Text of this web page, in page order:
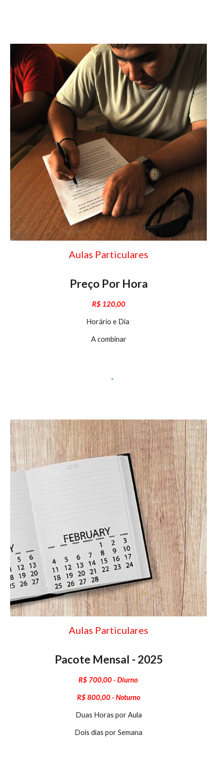
Aulas Particulares
Preço Por Hora
R$ 120,00
Horário e Dia
A combinar
Aulas Particulares
Pacote Mensal - 2025
R$ 700,00 - Diurno
R$800,00 -Noturno
Duas Horas por Aula
Dois dias por Semana